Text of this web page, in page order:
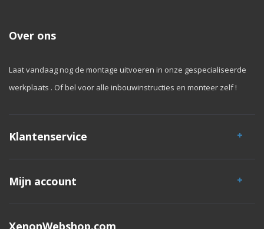
Over ons
Laat vandaag nog de montage uitvoeren in onze gespecialiseerde
werkplaats . Of bel voor alle inbouwinstructies en monteer zelf !
Klantenservice
Mijn account
XenonWebshop.com